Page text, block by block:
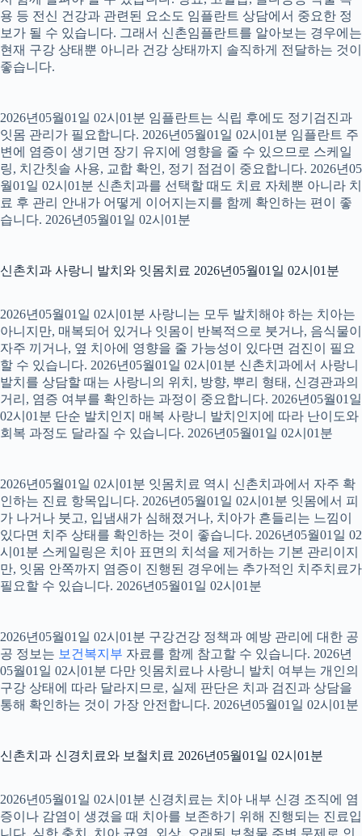
용 등 전신 건강과 관련된 요소도 임플란트 상담에서 중요한 정
보가 될 수 있습니다. 그래서 신촌임플란트를 알아보는 경우에는
현재 구강 상태뿐 아니라 건강 상태까지 솔직하게 전달하는 것이
좋습니다.
2026년05월01일 02시01분 임플란트는 식립 후에도 정기검진과
잇몸 관리가 필요합니다. 2026년05월01일 02시01분 임플란트 주
변에 염증이 생기면 장기 유지에 영향을 줄 수 있으므로 스케일
링, 치간칫솔 사용, 교합 확인, 정기 점검이 중요합니다. 2026년05
월01일 02시01분 신촌치과를 선택할 때도 치료 자체뿐 아니라 치
료 후 관리 안내가 어떻게 이어지는지를 함께 확인하는 편이 좋
습니다. 2026년05월01일 02시01분
신촌치과 사랑니 발치와 잇몸치료 2026년05월01일 02시01분
2026년05월01일 02시01분 사랑니는 모두 발치해야 하는 치아는
아니지만, 매복되어 있거나 잇몸이 반복적으로 붓거나, 음식물이
자주 끼거나, 옆 치아에 영향을 줄 가능성이 있다면 검진이 필요
할 수 있습니다. 2026년05월01일 02시01분 신촌치과에서 사랑니
발치를 상담할 때는 사랑니의 위치, 방향, 뿌리 형태, 신경관과의
거리, 염증 여부를 확인하는 과정이 중요합니다. 2026년05월01일
02시01분 단순 발치인지 매복 사랑니 발치인지에 따라 난이도와
회복 과정도 달라질 수 있습니다. 2026년05월01일 02시01분
2026년05월01일 02시01분 잇몸치료 역시 신촌치과에서 자주 확
인하는 진료 항목입니다. 2026년05월01일 02시01분 잇몸에서 피
가 나거나 붓고, 입냄새가 심해졌거나, 치아가 흔들리는 느낌이
있다면 치주 상태를 확인하는 것이 좋습니다. 2026년05월01일 02
시01분 스케일링은 치아 표면의 치석을 제거하는 기본 관리이지
만, 잇몸 안쪽까지 염증이 진행된 경우에는 추가적인 치주치료가
필요할 수 있습니다. 2026년05월01일 02시01분
2026년05월01일 02시01분 구강건강 정책과 예방 관리에 대한 공
공 정보는 보건복지부 자료를 함께 참고할 수 있습니다. 2026년
05월01일 02시01분 다만 잇몸치료나 사랑니 발치 여부는 개인의
구강 상태에 따라 달라지므로, 실제 판단은 치과 검진과 상담을
통해 확인하는 것이 가장 안전합니다. 2026년05월01일 02시01분
신촌치과 신경치료와 보철치료 2026년05월01일 02시01분
2026년05월01일 02시01분 신경치료는 치아 내부 신경 조직에 염
증이나 감염이 생겼을 때 치아를 보존하기 위해 진행되는 진료입
니다. 심한 충치, 치아 균열, 외상, 오래된 보철물 주변 문제로 인